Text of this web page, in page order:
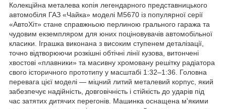
Колекційна металева копія легендарного представницького
автомобіля ГАЗ «Чайка» моделі M5670 із популярної серії
«АвтоХіт» стане справжньою перлиною грального гаража та
чудовим екземпляром для юних поціновувачів автомобільної
класики. Іграшка виконана з високим ступенем деталізації,
точно відтворюючи розкішні обтічні лінії кузова, витончені
хвостові «плавники» та масивну хромовану решітку радіатора
свого історичного прототипу у масштабі 1:32–1:36. Головна
перевага цієї моделі — міцний литий металевий корпус, який
забезпечує надійність, довговічність і стійкість до ударів під
час затятих дитячих перегонів. Машинка оснащена м'якими